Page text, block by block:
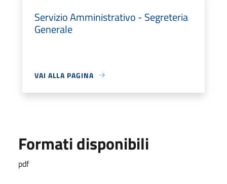
Servizio Amministrativo - Segreteria
Generale
VAI ALLA PAGINA
Formati disponibili
pdf